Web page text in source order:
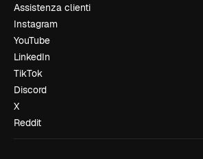
Assistenza clienti
Instagram
YouTube
LinkedIn
TikTok
Discord
X
Reddit